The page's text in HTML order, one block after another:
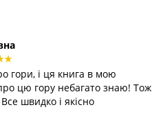
гори, і ця книга в мою
цю гору небагато знаю! Тож
швидко і якісно